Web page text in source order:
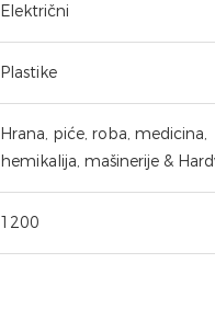
Električni
Plastike
Hrana, piće, roba, medicina,
hemikalija, mašinerije &
1200